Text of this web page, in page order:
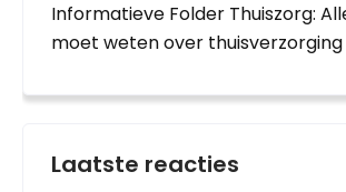
Informatieve Folder Thuiszorg:
moet weten over thuisverzorging
Laatste reacties